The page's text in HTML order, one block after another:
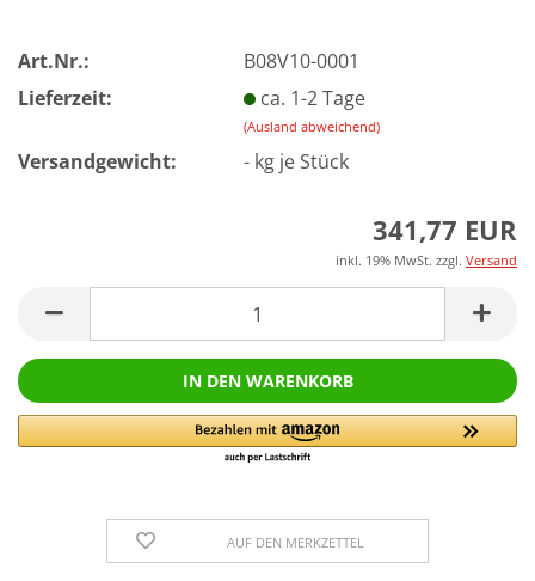
Art.Nr.:
B08V10-0001
Lieferzeit:
ca. 1-2 Tage
(Ausland abweichend)
Versandgewicht: - kg je Stück
341,77 EUR
inkl. 19% MwSt. zzgl. Versand
AUF DEN MERKZETTEL